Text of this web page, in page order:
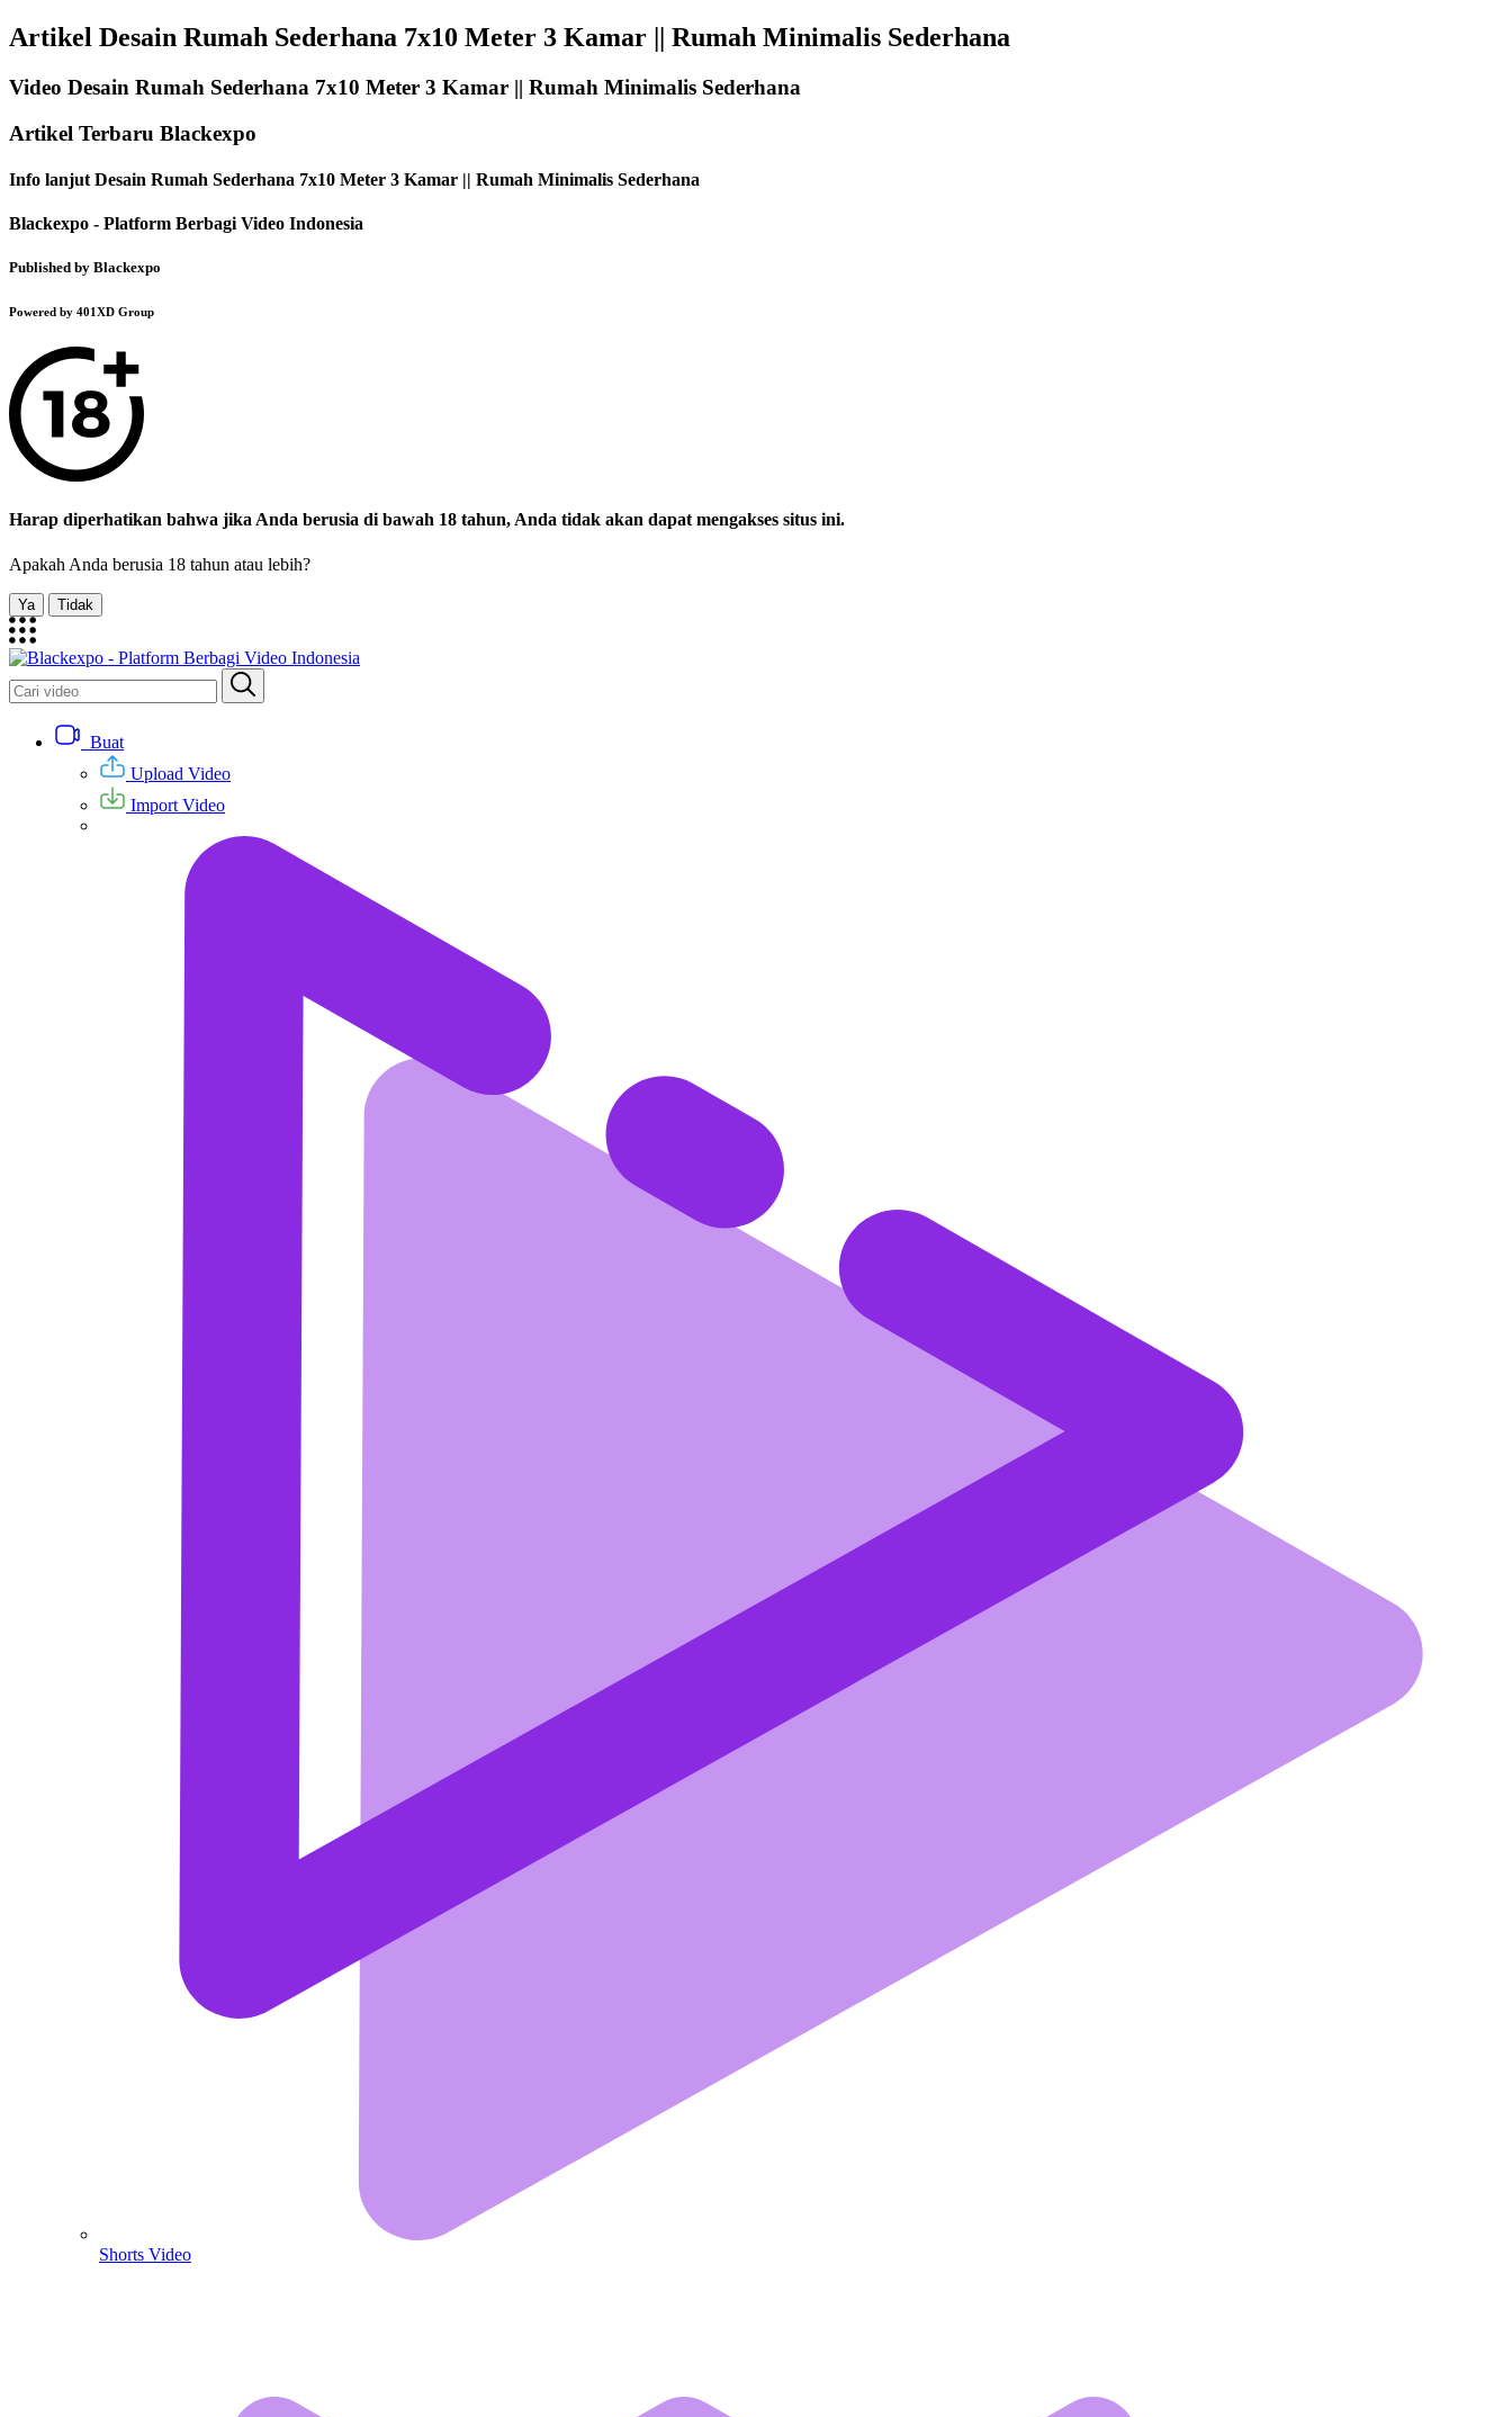
Artikel Desain Rumah Sederhana 7x10 Meter 3 Kamar || Rumah Minimalis Sederhana
Video Desain Rumah Sederhana 7x10 Meter 3 Kamar || Rumah Minimalis Sederhana
Artikel Terbaru Blackexpo
Info lanjut Desain Rumah Sederhana 7x10 Meter 3 Kamar || Rumah Minimalis Sederhana
Blackexpo - Platform Berbagi Video Indonesia
Published by Blackexpo
Powered by 401XD Group
Harap diperhatikan bahwa jika Anda berusia di bawah 18 tahun, Anda tidak akan dapat mengakses situs ini.
Apakah Anda berusia 18 tahun atau lebih?
Ya Tidak
Buat
Upload Video
Import Video
Shorts Video